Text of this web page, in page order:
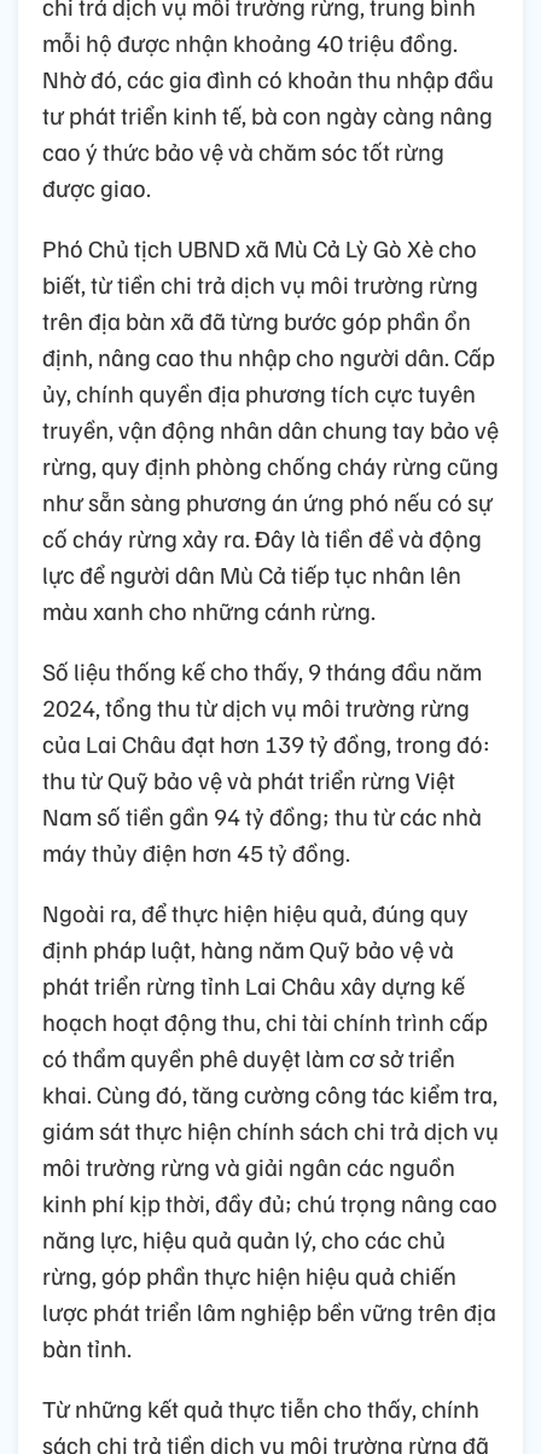
mỗi hộ được nhận khoảng 40 triệu đồng.
Nhờ đó, các gia đình có khoản thu nhập đầu
tư phát triển kinh tế, bà con ngày càng nâng
cao ý thức bảo vệ và chăm sóc tốt rừng
được giao.
Phó Chủ tịch UBND xã Mù Cả Lỳ Gò Xè cho
biết, từ tiền chi trả dịch vụ môi trường rừng
trên địa bàn xã đã từng bước góp phần ổn
định, nâng cao thu nhập cho người dân. Cấp
ủy, chính quyền địa phương tích cực tuyên
truyền, vận động nhân dân chung tay bảo vệ
rừng, quy định phòng chống cháy rừng cũng
như sẵn sàng phương án ứng phó nếu có sự
cố cháy rừng xảy ra. Đây là tiền đề và động
lực để người dân Mù Cả tiếp tục nhân lên
màu xanh cho những cánh rừng.
Số liệu thống kế cho thấy, 9 tháng đầu năm
2024, tổng thu từ dịch vụ môi trường rừng
của Lai Châu đạt hơn 139 tỷ đồng, trong đó:
thu từ Quỹ bảo vệ và phát triển rừng Việt
Nam số tiền gần 94 tỷ đồng; thu từ các nhà
máy thủy điện hơn 45 tỷ đồng.
Ngoài ra, để thực hiện hiệu quả, đúng quy
định pháp luật, hàng năm Quỹ bảo vệ và
phát triển rừng tỉnh Lai Châu xây dựng kế
hoạch hoạt động thu, chi tài chính trình cấp
có thẩm quyền phê duyệt làm cơ sở triển
khai. Cùng đó, tăng cường công tác kiểm tra,
giám sát thực hiện chính sách chi trả dịch vụ
môi trường rừng và giải ngân các nguồn
kinh phí kịp thời, đầy đủ; chú trọng nâng cao
năng lực, hiệu quả quản lý, cho các chủ
rừng, góp phần thực hiện hiệu quả chiến
lược phát triển lâm nghiệp bền vững trên địa
bàn tỉnh.
Từ những kết quả thực tiễn cho thấy, chính
sách chi trả tiền dịch vụ môi trường rừng đã